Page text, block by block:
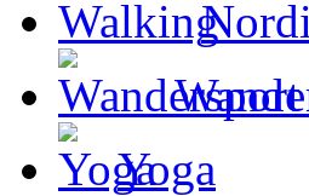
Yoga